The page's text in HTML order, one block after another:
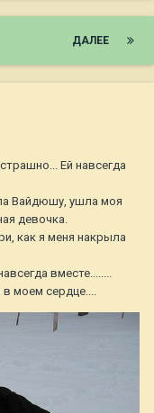
ДАЛЕЕ
Ей навсегда
Вайдюшу, ушла моя
девочка.
как я меня накрыла
вместе........
в моем сердце....